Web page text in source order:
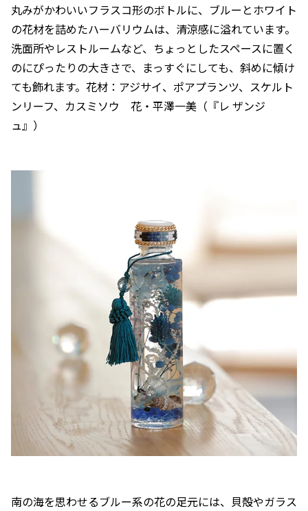
丸みがかわいいフラスコ形のボトルに、ブルーとホワイト
の花材を詰めたハーバリウムは、清涼感に溢れています。
洗面所やレストルームなど、ちょっとしたスペースに置く
のにぴったりの大きさで、まっすぐにしても、斜めに傾け
ても飾れます。花材：アジサイ、ポアプランツ、スケルト
ンリーフ、カスミソウ 花・平澤一美（『レ ザンジ
ュ』）
南の海を思わせるブルー系の花の足元には、貝殻やガラス